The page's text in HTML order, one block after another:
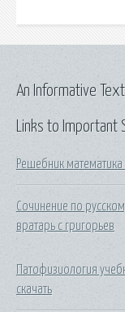
Links to Important
Решебник
Сочинение по
вратарь с григорьев
Патофизиология
скачать
An Informative